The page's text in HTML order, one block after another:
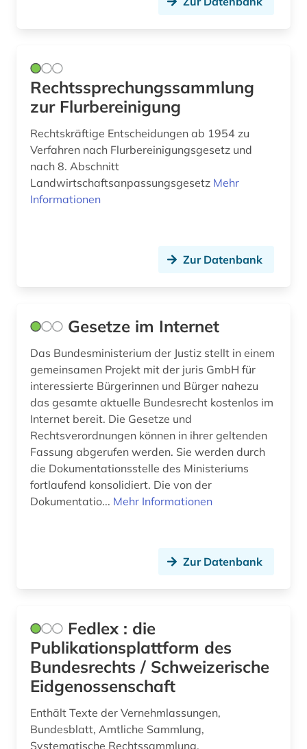
Rechtssprechungssammlung
zur Flurbereinigung
Rechtskräftige Entscheidungen ab 1954 zu
Verfahren nach Flurbereinigungsgesetz und
nach 8. Abschnitt
Landwirtschaftsanpassungsgesetz Mehr
Informationen
Zur Datenbank
Gesetze im Internet
Das Bundesministerium der Justiz stellt in einem
gemeinsamen Projekt mit der juris GmbH für
interessierte Bürgerinnen und Bürger nahezu
das gesamte aktuelle Bundesrecht kostenlos im
Internet bereit. Die Gesetze und
Rechtsverordnungen können in ihrer geltenden
Fassung abgerufen werden. Sie werden durch
die Dokumentationsstelle des Ministeriums
fortlaufend konsolidiert. Die von der
Dokumentatio... Mehr Informationen
Zur Datenbank
Fedlex : die
Publikationsplattform des
Bundesrechts / Schweizerische
Eidgenossenschaft
Enthält Texte der Vernehmlassungen,
Bundesblatt, Amtliche Sammlung,
Systematische Rechtssammlung,